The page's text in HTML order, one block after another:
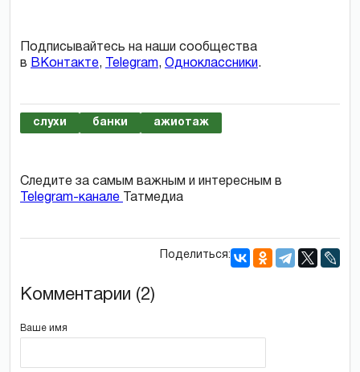
Подписывайтесь на наши сообщества
в ВКонтакте, Telegram, Одноклассники.
слухи банки ажиотаж
Следите за самым важным и интересным в
Telegram-канале
Татмедиа
Поделиться:
Комментарии (2)
Ваше имя